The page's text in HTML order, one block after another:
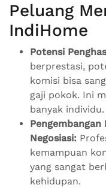
Peluang
IndiHome
Potensi
berprestasi,
komisi bisa
gaji pokok. Ini
banyak individu.
Negosiasi:
kemampuan
yang sangat
kehidupan.